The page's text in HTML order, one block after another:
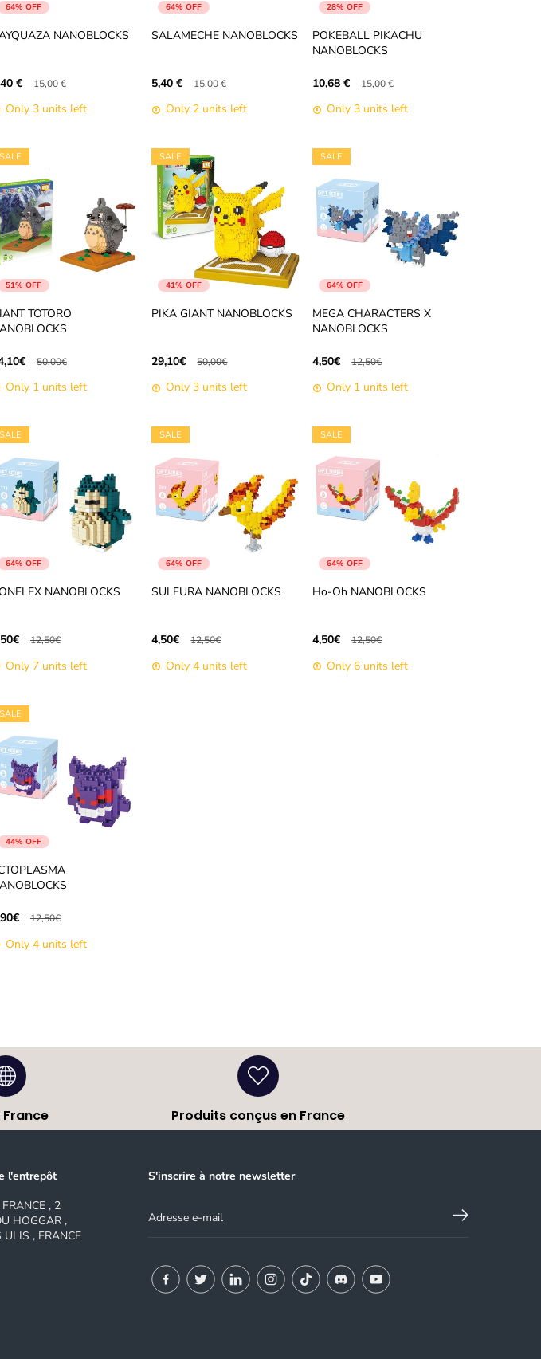
64% OFF
NANOBLOCKS
€ 15,00 €
Only 3 units left
64% OFF
SALAMECHE NANOBLOCKS
5,40 € 15,00 €
Only 2 units left
28% OFF
POKEBALL PIKACHU
NANOBLOCKS
10,68 € 15,00 €
Only 3 units left
51% OFF
SALE
TOTORO
50,00€
Only 1 units left
41% OFF
SALE
PIKA GIANT NANOBLOCKS
29,10€ 50,00€
Only 3 units left
64% OFF
SALE
MEGA CHARACTERS X
NANOBLOCKS
4,50€ 12,50€
Only 1 units left
64% OFF
SALE
NANOBLOCKS
12,50€
Only 7 units left
64% OFF
SALE
SULFURA NANOBLOCKS
4,50€ 12,50€
Only 4 units left
64% OFF
SALE
Ho-Oh NANOBLOCKS
4,50€ 12,50€
Only 6 units left
44% OFF
SALE
12,50€
Only 4 units left
Produits conçus en France
l'entrepôt
, 2
HOGGAR ,
, FRANCE
S'inscrire à notre newsletter